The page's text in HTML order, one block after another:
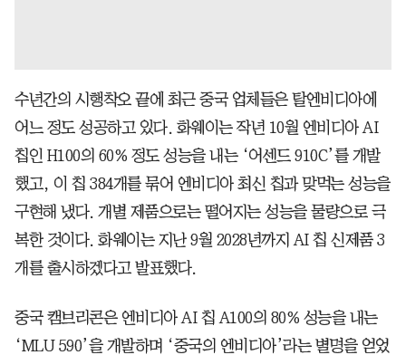
수년간의 시행착오 끝에 최근 중국 업체들은 탈엔비디아에
어느 정도 성공하고 있다. 화웨이는 작년 10월 엔비디아 AI
칩인 H100의 60% 정도 성능을 내는 ‘어센드 910C’를 개발
했고, 이 칩 384개를 묶어 엔비디아 최신 칩과 맞먹는 성능을
구현해 냈다. 개별 제품으로는 떨어지는 성능을 물량으로 극
복한 것이다. 화웨이는 지난 9월 2028년까지 AI 칩 신제품 3
개를 출시하겠다고 발표했다.
중국 캠브리콘은 엔비디아 AI 칩 A100의 80% 성능을 내는
‘MLU 590’을 개발하며 ‘중국의 엔비디아’라는 별명을 얻었